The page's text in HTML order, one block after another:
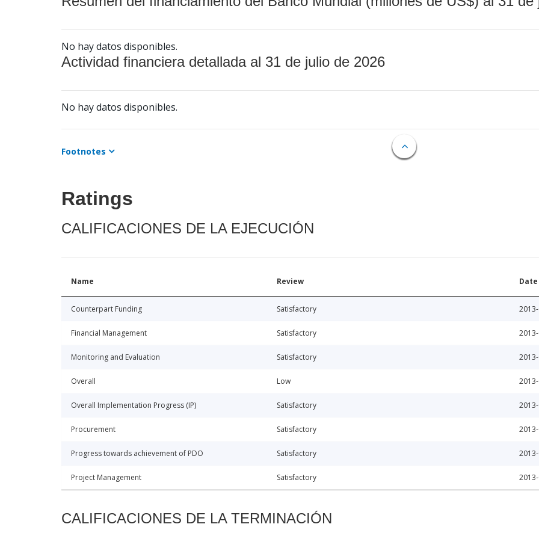
No hay datos disponibles.
Actividad financiera detallada al 31 de julio de 2026
No hay datos disponibles.
Footnotes
Ratings
CALIFICACIONES DE LA EJECUCIÓN
Name Review Date
Counterpart Funding Satisfactory
Financial Management Satisfactory
Monitoring and Evaluation Satisfactory
Overall Low
Overall Implementation Progress (IP) Satisfactory
Procurement Satisfactory
Progress towards achievement of PDO Satisfactory
Project Management Satisfactory
CALIFICACIONES DE LA TERMINACIÓN